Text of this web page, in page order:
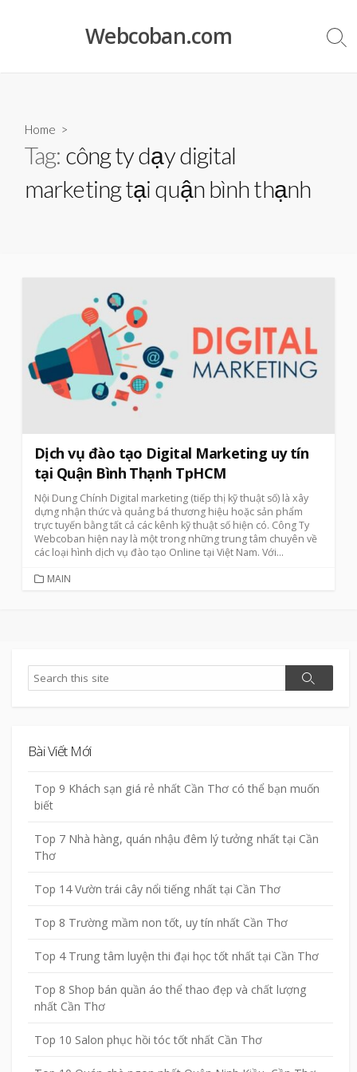
Webcoban.com
Home >
Tag: công ty dạy digital
marketing tại quận bình thạnh
Dịch vụ đào tạo Digital Marketing uy tín
tại Quận Bình Thạnh TpHCM
Nội Dung Chính Digital marketing (tiếp thị kỹ thuật số) là xây
dựng nhận thức và quảng bá thương hiệu hoặc sản phẩm
trực tuyến bằng tất cả các kênh kỹ thuật số hiện có. Công Ty
Webcoban hiện nay là một trong những trung tâm chuyên về
các loại hình dịch vụ đào tạo Online tại Việt Nam. Với...
CATEGORIES
MAIN
Search
Search
Bài Viết Mới
Top 9 Khách sạn giá rẻ nhất Cần Thơ có thể bạn muốn
biết
Top 7 Nhà hàng, quán nhậu đêm lý tưởng nhất tại Cần
Thơ
Top 14 Vườn trái cây nổi tiếng nhất tại Cần Thơ
Top 8 Trường mầm non tốt, uy tín nhất Cần Thơ
Top 4 Trung tâm luyện thi đại học tốt nhất tại Cần Thơ
Top 8 Shop bán quần áo thể thao đẹp và chất lượng
nhất Cần Thơ
Top 10 Salon phục hồi tóc tốt nhất Cần Thơ